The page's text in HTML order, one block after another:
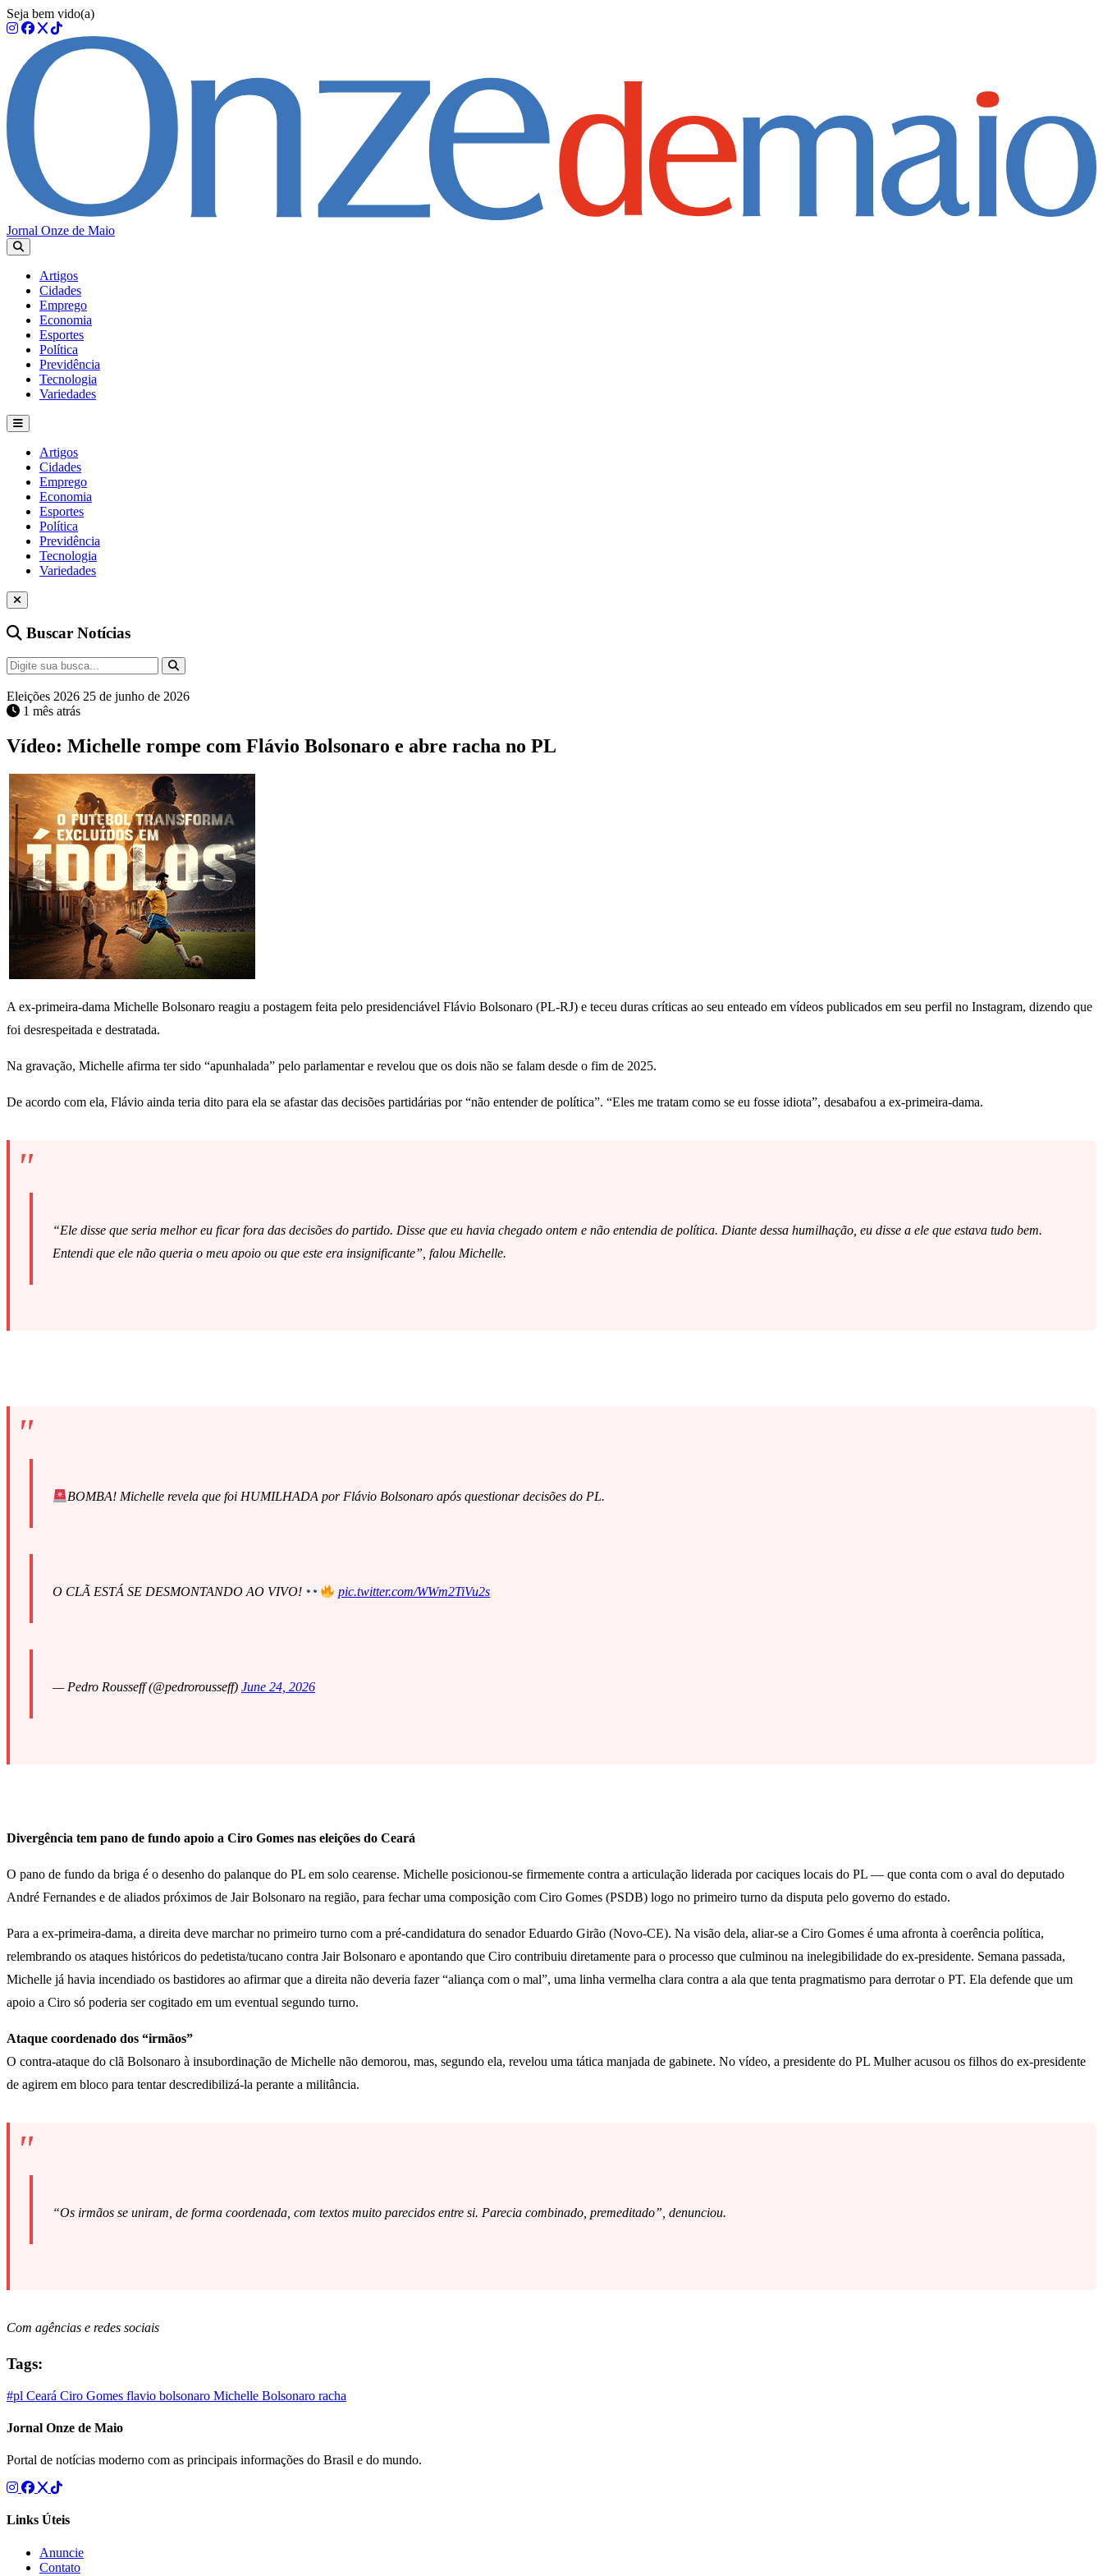
Seja bem vido(a)
Jornal Onze de Maio
Artigos
Cidades
Emprego
Economia
Esportes
Política
Previdência
Tecnologia
Variedades
Artigos
Cidades
Emprego
Economia
Esportes
Política
Previdência
Tecnologia
Variedades
Buscar Notícias
Eleições 2026 25 de junho de 2026
1 mês atrás
Vídeo: Michelle rompe com Flávio Bolsonaro e abre racha no PL
A ex-primeira-dama Michelle Bolsonaro reagiu a postagem feita pelo presidenciável Flávio Bolsonaro (PL-RJ) e teceu duras críticas ao seu enteado em vídeos publicados em seu perfil no Instagram, dizendo que
foi desrespeitada e destratada.
Na gravação, Michelle afirma ter sido “apunhalada” pelo parlamentar e revelou que os dois não se falam desde o fim de 2025.
De acordo com ela, Flávio ainda teria dito para ela se afastar das decisões partidárias por “não entender de política”. “Eles me tratam como se eu fosse idiota”, desabafou a ex-primeira-dama.
“Ele disse que seria melhor eu ficar fora das decisões do partido. Disse que eu havia chegado ontem e não entendia de política. Diante dessa humilhação, eu disse a ele que estava tudo bem.
Entendi que ele não queria o meu apoio ou que este era insignificante”, falou Michelle.
BOMBA! Michelle revela que foi HUMILHADA por Flávio Bolsonaro após questionar decisões do PL.
O CLÃ ESTÁ SE DESMONTANDO AO VIVO! pic.twitter.com/WWm2TiVu2s
— Pedro Rousseff (@pedrorousseff) June 24, 2026
Divergência tem pano de fundo apoio a Ciro Gomes nas eleições do Ceará
O pano de fundo da briga é o desenho do palanque do PL em solo cearense. Michelle posicionou-se firmemente contra a articulação liderada por caciques locais do PL — que conta com o aval do deputado
André Fernandes e de aliados próximos de Jair Bolsonaro na região, para fechar uma composição com Ciro Gomes (PSDB) logo no primeiro turno da disputa pelo governo do estado.
Para a ex-primeira-dama, a direita deve marchar no primeiro turno com a pré-candidatura do senador Eduardo Girão (Novo-CE). Na visão dela, aliar-se a Ciro Gomes é uma afronta à coerência política,
relembrando os ataques históricos do pedetista/tucano contra Jair Bolsonaro e apontando que Ciro contribuiu diretamente para o processo que culminou na inelegibilidade do ex-presidente. Semana passada,
Michelle já havia incendiado os bastidores ao afirmar que a direita não deveria fazer “aliança com o mal”, uma linha vermelha clara contra a ala que tenta pragmatismo para derrotar o PT. Ela defende que um
apoio a Ciro só poderia ser cogitado em um eventual segundo turno.
Ataque coordenado dos “irmãos”
O contra-ataque do clã Bolsonaro à insubordinação de Michelle não demorou, mas, segundo ela, revelou uma tática manjada de gabinete. No vídeo, a presidente do PL Mulher acusou os filhos do ex-presidente
de agirem em bloco para tentar descredibilizá-la perante a militância.
“Os irmãos se uniram, de forma coordenada, com textos muito parecidos entre si. Parecia combinado, premeditado”, denunciou.
Com agências e redes sociais
Tags:
#pl Ceará Ciro Gomes flavio bolsonaro Michelle Bolsonaro racha
Jornal Onze de Maio
Portal de notícias moderno com as principais informações do Brasil e do mundo.
Links Úteis
Anuncie
Contato